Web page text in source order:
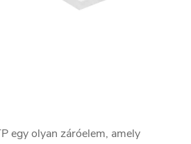
egy olyan záróelem, amely